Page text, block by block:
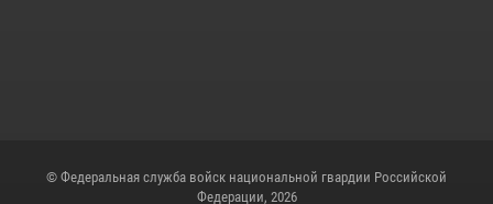
© Федеральная служба войск национальной гвардии Российской
Федерации, 2026